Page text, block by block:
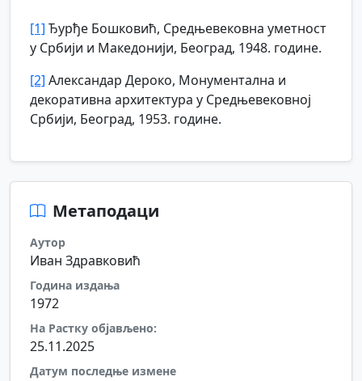
[1] Ђурђе Бошковић, Средњевековна уметност
у Србији и Македонији, Београд, 1948. године.
[2] Александар Дероко, Монументална и
декоративна архитектура у Средњевековној
Србији, Београд, 1953. године.
Метаподаци
Аутор
Иван Здравковић
Година издања
1972
На Растку објављено:
25.11.2025
Датум последње измене